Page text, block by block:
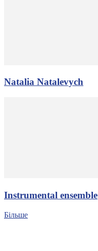
Natalia Natalevych
Іnstrumental ensemble
Більше